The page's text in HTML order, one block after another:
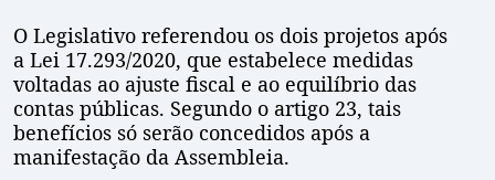
O Legislativo referendou os dois projetos após
a Lei 17.293/2020, que estabelece medidas
voltadas ao ajuste fiscal e ao equilíbrio das
contas públicas. Segundo o artigo 23, tais
benefícios só serão concedidos após a
manifestação da Assembleia.